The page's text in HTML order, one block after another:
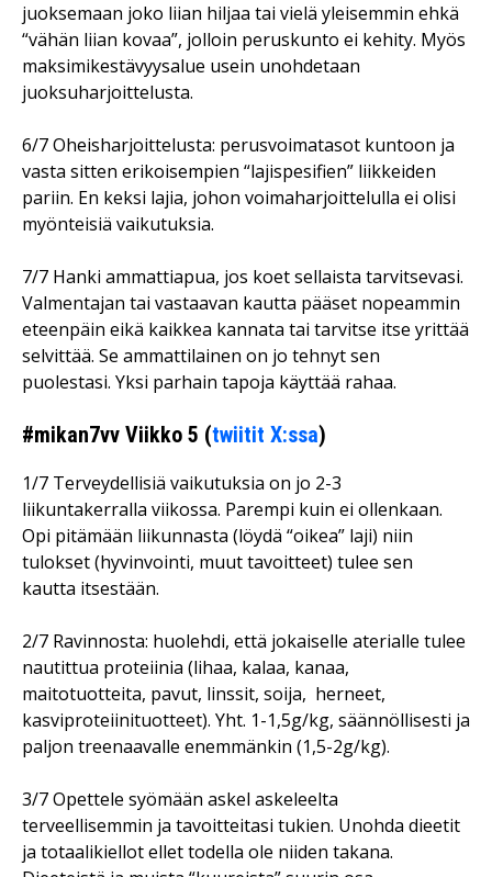
juoksemaan joko liian hiljaa tai vielä yleisemmin ehkä
“vähän liian kovaa”, jolloin peruskunto ei kehity. Myös
maksimikestävyysalue usein unohdetaan
juoksuharjoittelusta.
6/7 Oheisharjoittelusta: perusvoimatasot kuntoon ja
vasta sitten erikoisempien “lajispesifien” liikkeiden
pariin. En keksi lajia, johon voimaharjoittelulla ei olisi
myönteisiä vaikutuksia.
7/7 Hanki ammattiapua, jos koet sellaista tarvitsevasi.
Valmentajan tai vastaavan kautta pääset nopeammin
eteenpäin eikä kaikkea kannata tai tarvitse itse yrittää
selvittää. Se ammattilainen on jo tehnyt sen
puolestasi. Yksi parhain tapoja käyttää rahaa.
#mikan7vv Viikko 5 (twiitit X:ssa)
1/7 Terveydellisiä vaikutuksia on jo 2-3
liikuntakerralla viikossa. Parempi kuin ei ollenkaan.
Opi pitämään liikunnasta (löydä “oikea” laji) niin
tulokset (hyvinvointi, muut tavoitteet) tulee sen
kautta itsestään.
2/7 Ravinnosta: huolehdi, että jokaiselle aterialle tulee
nautittua proteiinia (lihaa, kalaa, kanaa,
maitotuotteita, pavut, linssit, soija, herneet,
kasviproteiinituotteet). Yht. 1-1,5g/kg, säännöllisesti ja
paljon treenaavalle enemmänkin (1,5-2g/kg).
3/7 Opettele syömään askel askeleelta
terveellisemmin ja tavoitteitasi tukien. Unohda dieetit
ja totaalikiellot ellet todella ole niiden takana.